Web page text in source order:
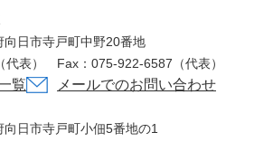
向日市寺戸町中野20番地
表）
Fax：075-922-6587（代表）
向日市寺戸町小佃5番地の1
覧 メールでのお問い合わせ